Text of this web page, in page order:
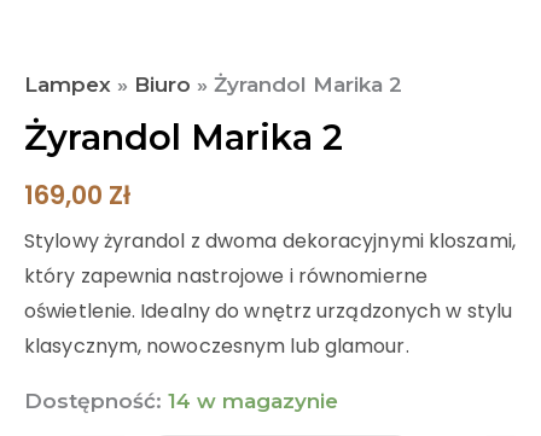
Lampex » Biuro » Żyrandol Marika 2
Żyrandol Marika 2
169,00 Zł
Stylowy żyrandol z dwoma dekoracyjnymi kloszami,
który zapewnia nastrojowe i równomierne
oświetlenie. Idealny do wnętrz urządzonych w stylu
klasycznym, nowoczesnym lub glamour.
Dostępność: 14 w magazynie
Marika
2